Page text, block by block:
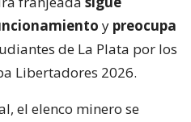
y preocupa
de La Plata por los
Libertadores 2026.
el elenco minero se